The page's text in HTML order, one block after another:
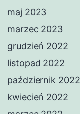
maj 2023
marzec 2023
grudzień 2022
listopad 2022
październik 2022
kwiecień 2022